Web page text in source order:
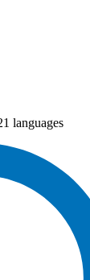
languages